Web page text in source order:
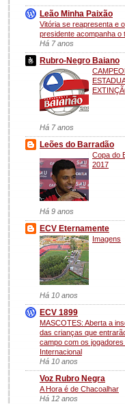
Leão Minha Paixão
Vitória se reapresenta e o
presidente acompanha o
Há 7 anos
Rubro-Negro Baiano
Há 7 anos
Leões do Barradão
Copa do
2017
Há 9 anos
ECV Eternamente
Imagens
Há 10 anos
ECV 1899
MASCOTES: Aberta a
das crianças que
campo com os
Internacional
Há 10 anos
Voz Rubro Negra
A Hora é de Chacoalhar
Há 12 anos